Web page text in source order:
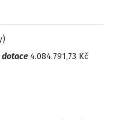
dotace4.084.791,73 Kč